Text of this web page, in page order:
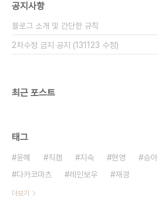
공지사항
블로그 소개 및 간단한 규칙
2차수정 금지 공지 (131123 수정)
최근 포스트
태그
윤혜 직캠 지숙 현영 승아
다카코마츠
레인보우 재경
더보기